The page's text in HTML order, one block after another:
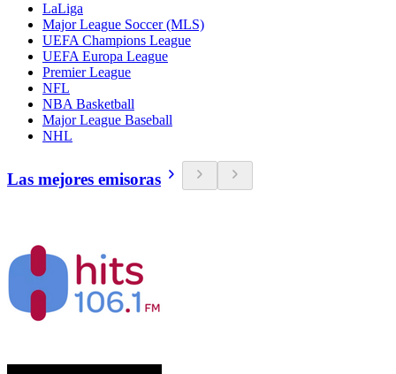
LaLiga
Major League Soccer (MLS)
UEFA Champions League
UEFA Europa League
Premier League
NFL
NBA Basketball
Major League Baseball
NHL
Las mejores emisoras